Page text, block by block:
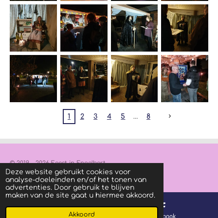
Deze website gebruikt cookies voor
analyse-doeleinden en/of het tonen van
advertenties. Door gebruik te blijven
maken van de site gaat u hiermee akkoord.
Akkoord
1 2 3 4 5 8
© 2019 - 2026 Feest in Engelbert
Powered byJouwWeb
E-mailadres Facebook